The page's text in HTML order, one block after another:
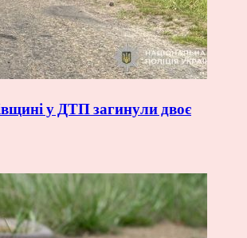
у ДТП загинули двоє